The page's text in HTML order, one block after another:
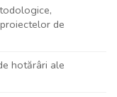
de
hotărâri ale